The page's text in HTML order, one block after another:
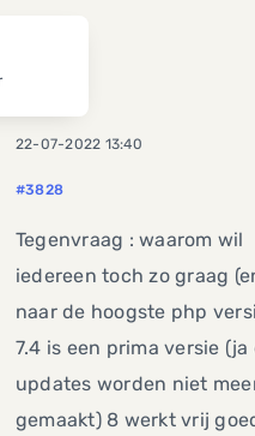
22-07-2022 13:40
#3828
Tegenvraag : waarom wil
iedereen toch zo graag
naar de hoogste php
7.4 is een prima versie (ja
updates worden niet
gemaakt) 8 werkt vrij